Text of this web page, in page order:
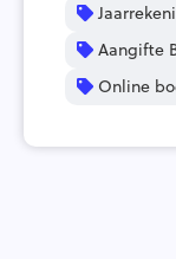
Aangifte
Online